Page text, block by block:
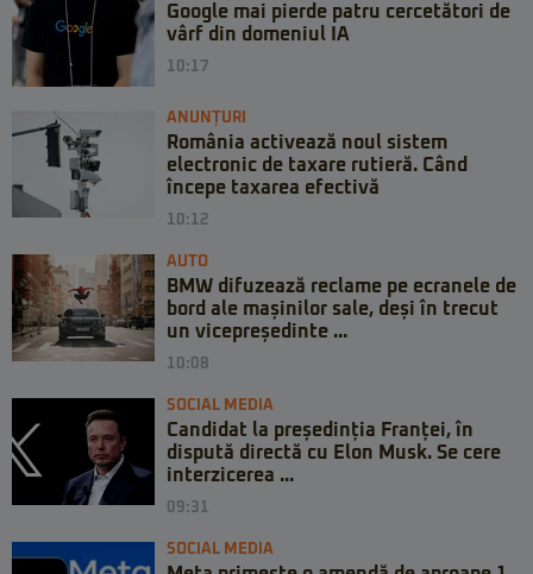
Google mai pierde patru cercetători de
vârf din domeniul IA
10:17
ANUNȚURI
România activează noul sistem
electronic de taxare rutieră. Când
începe taxarea efectivă
10:12
AUTO
BMW difuzează reclame pe ecranele de
bord ale mașinilor sale, deși în trecut
un vicepreședinte ...
10:08
SOCIAL MEDIA
Candidat la președinția Franței, în
dispută directă cu Elon Musk. Se cere
interzicerea ...
09:31
SOCIAL MEDIA